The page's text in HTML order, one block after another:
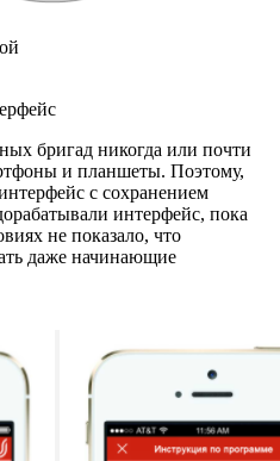
бригад никогда или почти
и планшеты. Поэтому,
с сохранением
интерфейс, пока
не показало, что
даже начинающие